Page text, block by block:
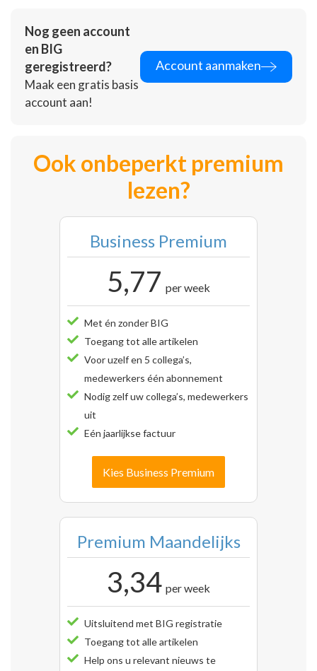
Nog geen account
en BIG
geregistreerd?
Maak een gratis basis
account aan!
Account aanmaken
Ook onbeperkt premium
lezen?
Business Premium
5,77 per week
Met én zonder BIG
Toegang tot alle artikelen
Voor uzelf en 5 collega’s,
medewerkers één abonnement
Nodig zelf uw collega’s, medewerkers
uit
Eén jaarlijkse factuur
Kies Business Premium
Premium Maandelijks
3,34 per week
Uitsluitend met BIG registratie
Toegang tot alle artikelen
Help ons u relevant nieuws te